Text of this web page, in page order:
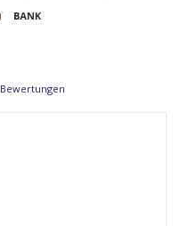
Bewertungen